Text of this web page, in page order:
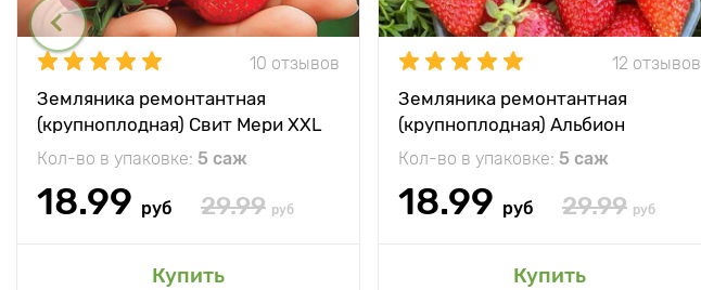
10 отзывов
Земляника ремонтантная
(крупноплодная) Свит Мери XXL
Кол-во в упаковке: 5 саж
18.99 руб 29.99 руб
Купить
12 отзывов
Земляника ремонтантная
(крупноплодная) Альбион
Кол-во в упаковке: 5 саж
18.99 руб 29.99 руб
Купить